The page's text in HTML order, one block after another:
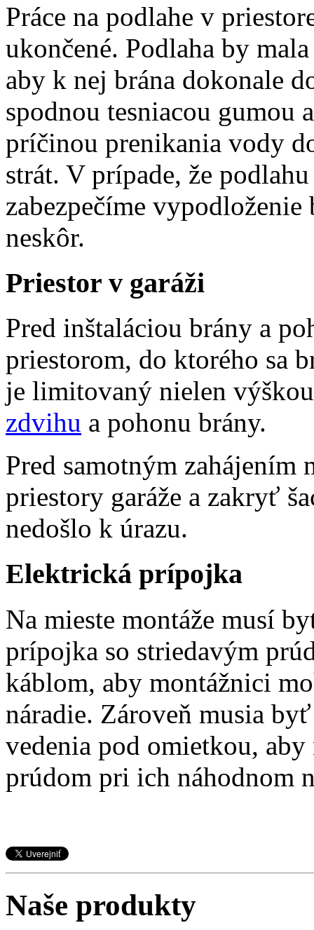
Práce na podlahe v
ukončené. Podlaha by
aby k nej brána dokonale
spodnou tesniacou
príčinou prenikania vody
strát. V prípade, že
zabezpečíme
neskôr.
Priestor v garáži
Pred inštaláciou brány a
priestorom, do ktorého sa
je limitovaný nielen
zdvihu a pohonu brány.
Pred samotným zahájením
priestory garáže a zakryť
nedošlo k úrazu.
Elektrická prípojka
Na mieste montáže musí
prípojka so striedavým
káblom, aby montážnici
náradie. Zároveň musia
vedenia pod omietkou,
prúdom pri ich náhodnom
Naše produkty